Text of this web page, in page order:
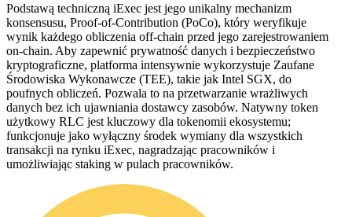
Podstawą techniczną iExec jest jego unikalny mechanizm
konsensusu, Proof-of-Contribution (PoCo), który weryfikuje
wynik każdego obliczenia off-chain przed jego zarejestrowaniem
on-chain. Aby zapewnić prywatność danych i bezpieczeństwo
kryptograficzne, platforma intensywnie wykorzystuje Zaufane
Środowiska Wykonawcze (TEE), takie jak Intel SGX, do
poufnych obliczeń. Pozwala to na przetwarzanie wrażliwych
danych bez ich ujawniania dostawcy zasobów. Natywny token
użytkowy RLC jest kluczowy dla tokenomii ekosystemu;
funkcjonuje jako wyłączny środek wymiany dla wszystkich
transakcji na rynku iExec, nagradzając pracowników i
umożliwiając staking w pulach pracowników.